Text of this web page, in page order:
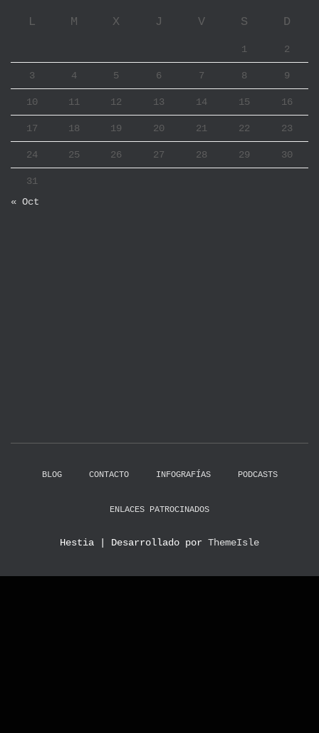
L M X J V S D
1 2
3 4 5 6 7 8 9
10 11 12 13 14 15 16
17 18 19 20 21 22 23
24 25 26 27 28 29 30
31
« Oct
BLOG CONTACTO INFOGRAFÍAS PODCASTS
ENLACES PATROCINADOS
Hestia | Desarrollado por ThemeIsle